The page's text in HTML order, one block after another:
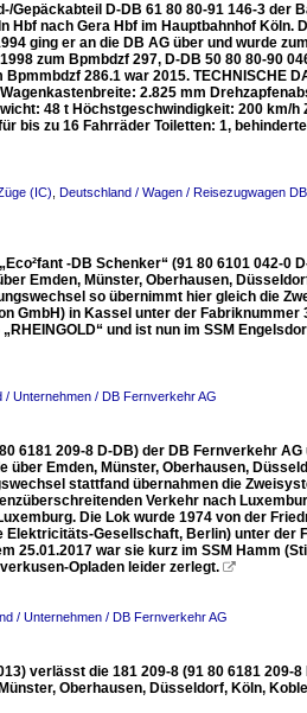
D-DB 61 80 80-91 146-3 der
nach Gera Hbf im Hauptbahnhof Köln.
ging er an die DB AG über und wurde
zum Bpmbdzf 297, D-DB 50 80 80-90
286.1 war 2015. TECHNISCHE
2.825 mm
48 t Höchstgeschwindigkeit: 200 km/h
bis zu 16 Fahrräder Toiletten: 1,
(IC) Deutschland / Wagen / Reisezugwagen
-DB Schenker“ (91 80 6101 042-0
Emden, Münster, Oberhausen,
so übernimmt hier gleich die
GmbH) in Kassel unter der Fabriknummer
und ist nun im SSM
/ Unternehmen / DB Fernverkehr AG
6181 209-8 D-DB) der DB Fernverkehr
Emden, Münster, Oberhausen,
stattfand übernahmen die
Verkehr nach
Die Lok wurde 1974 von der
Gesellschaft, Berlin) unter der
25.01.2017 war sie kurz im SSM Hamm
Opladen leider zerlegt. 
/ Unternehmen / DB Fernverkehr AG
verlässt die 181 209-8 (91 80 6181 209-8
Oberhausen, Düsseldorf, Köln,